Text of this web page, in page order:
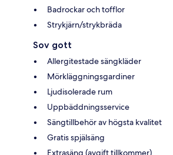
Badrockar och tofflor
Strykjärn/strykbräda
Sov gott
Allergitestade sängkläder
Mörkläggningsgardiner
Ljudisolerade rum
Uppbäddningsservice
Sängtillbehör av högsta kvalitet
Gratis spjälsäng
Extrasäng (avgift tillkommer)